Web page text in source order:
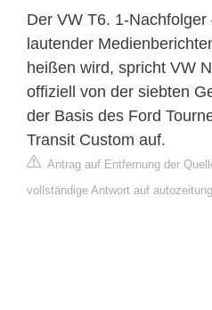
Der VW T6. 1-
lautender
heißen wird, spricht VW
offiziell von der siebten
der Basis des Ford
Transit Custom auf.
Antrag auf Entfernung der
vollständige Antwort auf